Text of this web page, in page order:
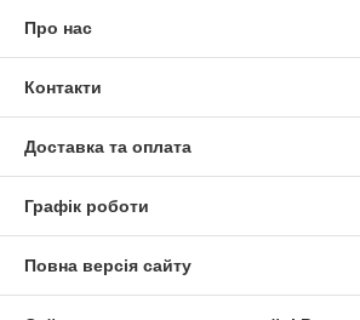
Про нас
Контакти
Доставка та оплата
Графік роботи
Повна версія сайту